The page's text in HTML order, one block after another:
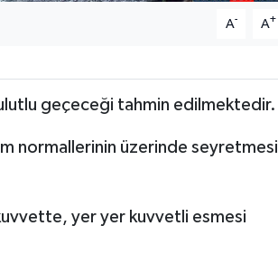
A- A+
geçeceği tahmin edilmektedir.
normallerinin üzerinde seyretmesi
yer yer kuvvetli esmesi